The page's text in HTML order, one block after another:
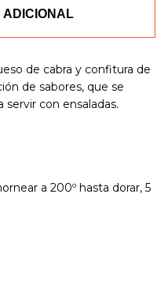
ADICIONAL
de cabra y confitura de
de sabores, que se
con ensaladas.
a 200º hasta dorar, 5